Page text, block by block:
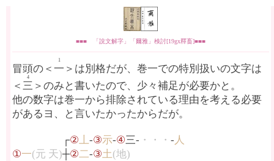
■■■ 「說文解字」「爾雅」検討[19gx釋畜]■■■
冒頭の＜ 一
1
＞は別格だが、巻一での特別扱いの文字は
＜ 三
4
＞のみと書いたので、少々補足が必要かと。
他の数字は巻一から排除されている理由を考える必要
があるヨ、と言いたかったからだが。
┌②丄-③示-④三- ・・・ - 人
①一(元 天)┼②二-③土(地)